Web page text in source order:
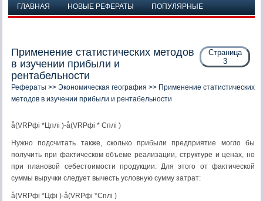
ГЛАВНАЯ НОВЫЕ РЕФЕРАТЫ
ПОПУЛЯРНЫЕ
Страница
3
Применение статистических методов
в изучении прибыли и
рентабельности
Рефераты >> Экономическая география >> Применение статистических
методов в изучении прибыли и рентабельности
å(VRPфi *Цплi )-å(VRPфi * Сплi )
Нужно подсчитать также, сколько прибыли предприятие могло бы
получить при фактическом объеме реализации, структуре и ценах, но
при плановой себестоимости продукции. Для этого от фактической
суммы выручки следует вычесть условную сумму затрат:
å(VRPфi *Цфi )-å(VRPфi *Сплi )